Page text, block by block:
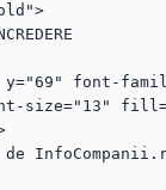
size="13"